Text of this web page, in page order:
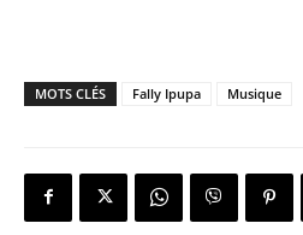
MOTS CLÉS Fally Ipupa Musique